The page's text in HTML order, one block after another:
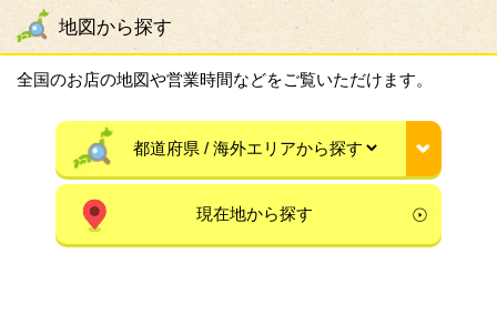
地図から探す
全国のお店の地図や営業時間などをご覧いただけます。
現在地から探す